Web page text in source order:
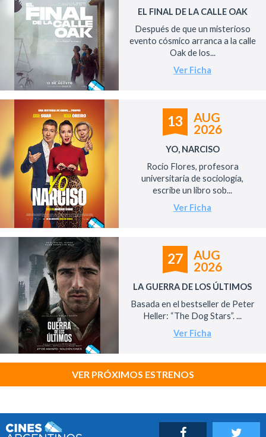
EL FINAL DE LA CALLE OAK
Después de que un misterioso
evento cósmico arranca a la calle
Oak de los...
Ver Ficha
13
AUG
2026
YO, NARCISO
Rocío Flores, profesora
universitaria de sociología,
escribe un libro sob...
Ver Ficha
27
AUG
2026
LA GUERRA DE LOS ÚLTIMOS
Basada en el bestseller de Peter
Heller: “The Dog Stars”. ...
Ver Ficha
VER PRÓXIMOS ESTRENOS